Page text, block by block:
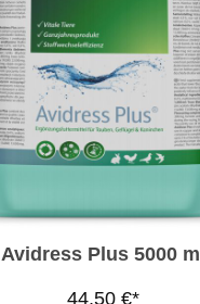
Avidress Plus 5000 ml
44,50 €*